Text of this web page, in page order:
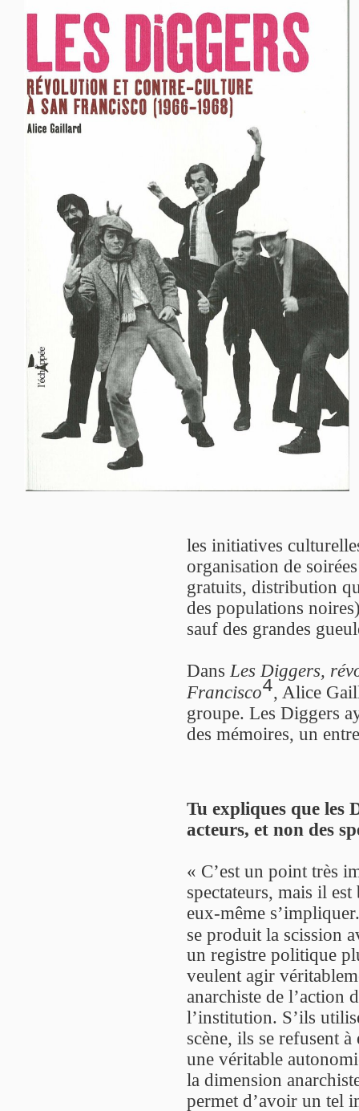
les initiatives
organisation de
gratuits, distribution
des populations
sauf des grandes
Dans Les Diggers,
Francisco4, Alice
groupe. Les Diggers
des mémoires, un
Tu expliques que les
acteurs, et non des
« C’est un point très
spectateurs, mais il
eux-même
se produit la scission
un registre politique
veulent agir
anarchiste de l’action
l’institution. S’ils
scène, ils se refusent
une véritable
la dimension
permet d’avoir un tel